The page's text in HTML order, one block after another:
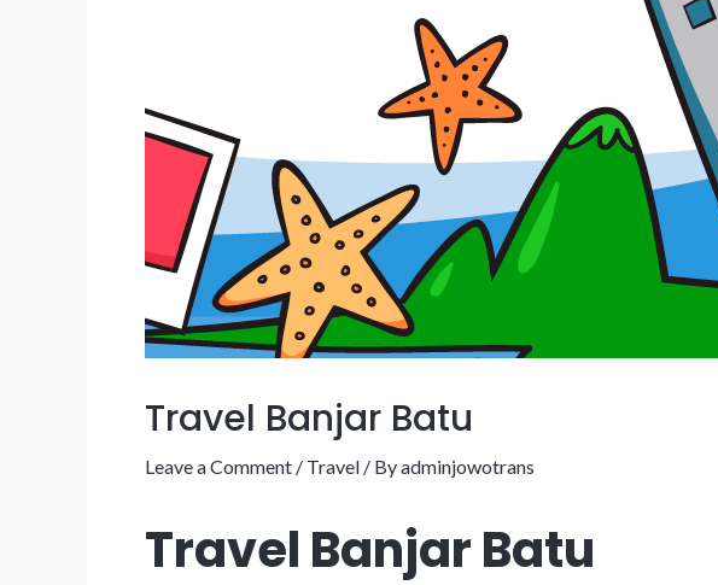
Travel Banjar Batu
Leave a Comment / Travel / Byadminjowotrans
Travel Banjar Batu